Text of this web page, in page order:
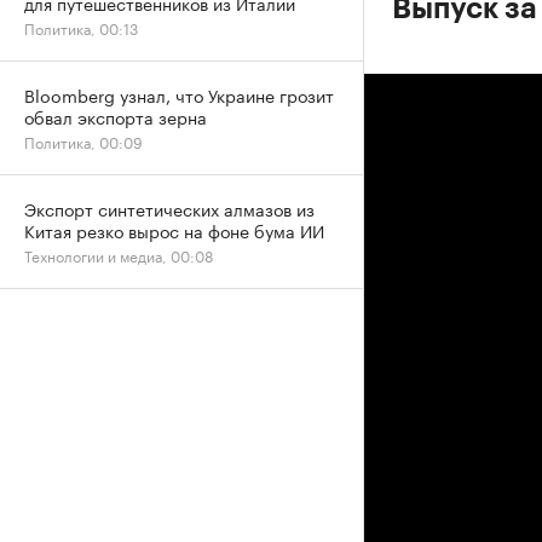
Выпуск
Политика, 00:13
Bloomberg узнал, что Украине грозит
обвал экспорта зерна
Политика, 00:09
Экспорт синтетических алмазов из
Китая резко вырос на фоне бума ИИ
Технологии и медиа, 00:08